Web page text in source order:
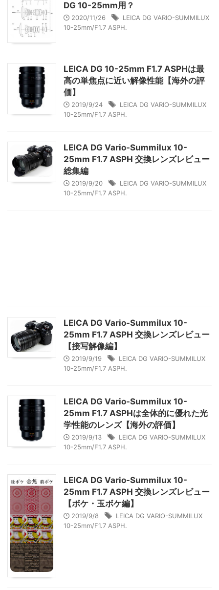
DG 10-25mm用？
2020/11/26
LEICA DG VARIO-SUMMILUX
10-25mm/F1.7 ASPH.
LEICA DG 10-25mm F1.7 ASPHは最
高の単焦点に近い解像性能【海外の評
価】
2019/9/24
LEICA DG VARIO-SUMMILUX
10-25mm/F1.7 ASPH.
LEICA DG Vario-Summilux 10-
25mm F1.7 ASPH 交換レンズレビュー
総集編
2019/9/20
LEICA DG VARIO-SUMMILUX
10-25mm/F1.7 ASPH.
LEICA DG Vario-Summilux 10-
25mm F1.7 ASPH 交換レンズレビュー
【接写解像編】
2019/9/19
LEICA DG VARIO-SUMMILUX
10-25mm/F1.7 ASPH.
LEICA DG Vario-Summilux 10-
25mm F1.7 ASPHは全体的に優れた光
学性能のレンズ【海外の評価】
2019/9/13
LEICA DG VARIO-SUMMILUX
10-25mm/F1.7 ASPH.
LEICA DG Vario-Summilux 10-
25mm F1.7 ASPH 交換レンズレビュー
【ボケ・玉ボケ編】
2019/9/8
LEICA DG VARIO-SUMMILUX
10-25mm/F1.7 ASPH.